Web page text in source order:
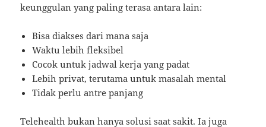
keunggulan yang paling terasa antara lain:
Bisa diakses dari mana saja
Waktu lebih fleksibel
Cocok untuk jadwal kerja yang padat
Lebih privat, terutama untuk masalah mental
Tidak perlu antre panjang
Telehealth bukan hanya solusi saat sakit. Ia juga